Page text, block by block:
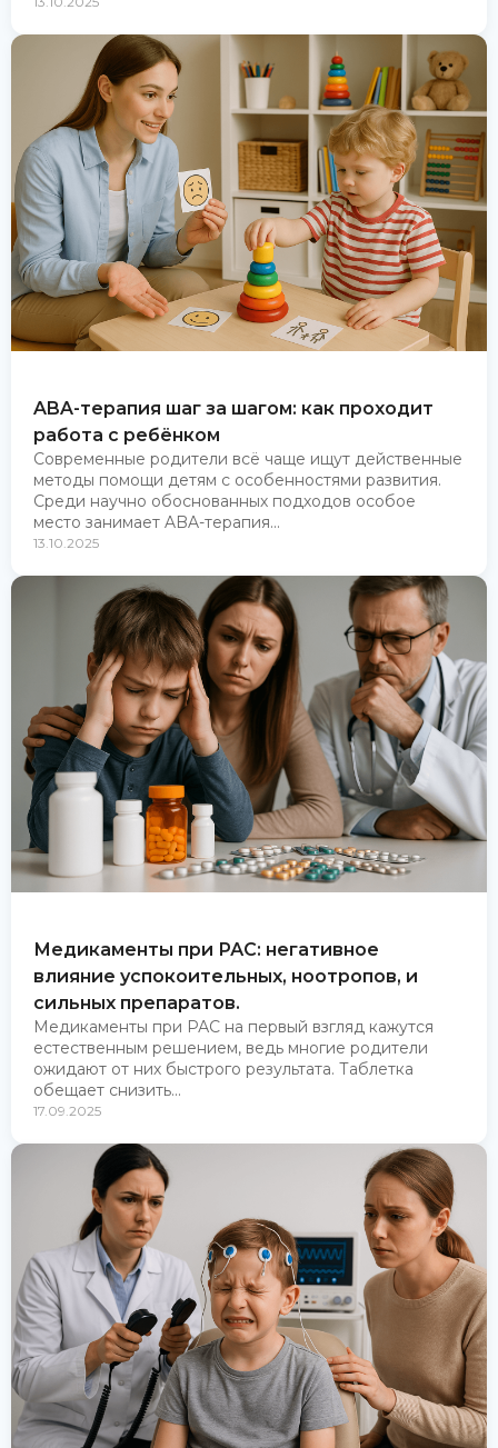
ABA-терапия шаг за шагом: как проходит
работа с ребёнком
Современные родители всё чаще ищут действенные
методы помощи детям с особенностями развития.
Среди научно обоснованных подходов особое
место занимает ABA-терапия...
13.10.2025
Медикаменты при РАС: негативное
влияние успокоительных, ноотропов, и
сильных препаратов.
Медикаменты при РАС на первый взгляд кажутся
естественным решением, ведь многие родители
ожидают от них быстрого результата. Таблетка
обещает снизить...
17.09.2025